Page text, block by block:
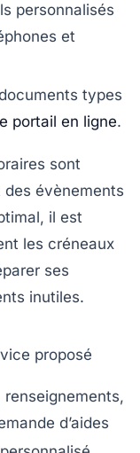
personnalisés
et
types
portail en ligne.
sont
évènements
il est
les créneaux
ses
inutiles.
proposé
d’aides